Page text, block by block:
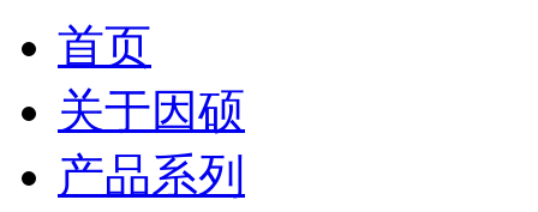
首页
关于因硕
产品系列